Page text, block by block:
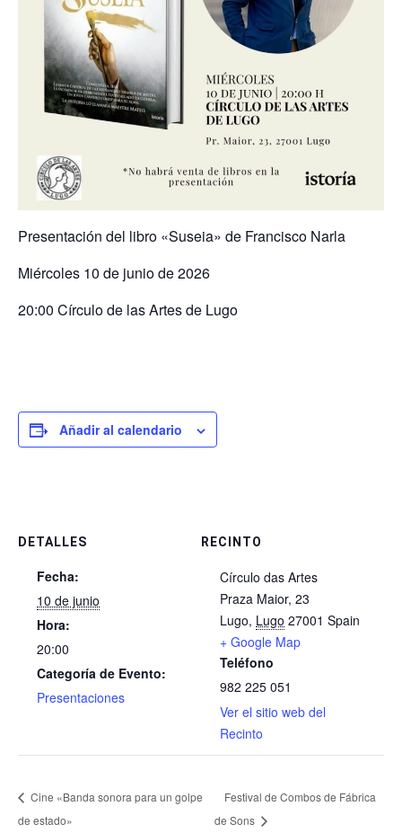
Presentación del libro «Suseia» de Francisco Narla
Miércoles 10 de junio de 2026
20:00 Círculo de las Artes de Lugo
Añadir al calendario
DETALLES
Fecha:
10 de junio
Hora:
20:00
Categoría de Evento:
Presentaciones
RECINTO
Círculo das Artes
Praza Maior, 23
Lugo, Lugo 27001 Spain
+ Google Map
Teléfono
982 225 051
Ver el sitio web del
Recinto
Cine «Banda sonora para un golpe
de estado»
Festival de Combos de Fábrica
de Sons